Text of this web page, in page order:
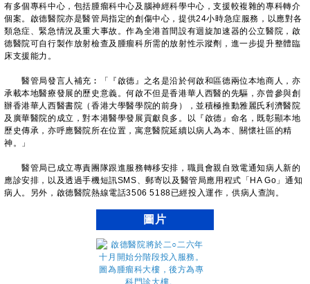
有多個專科中心，包括腫瘤科中心及腦神經科學中心，支援較複雜的專科轉介
個案。啟德醫院亦是醫管局指定的創傷中心，提供24小時急症服務，以應對各
類急症、緊急情況及重大事故。作為全港首間設有迴旋加速器的公立醫院，啟
德醫院可自行製作放射檢查及腫瘤科所需的放射性示蹤劑，進一步提升整體臨
床支援能力。
醫管局發言人補充︰「『啟德』之名是沿於何啟和區德兩位本地商人，亦
承載本地醫療發展的歷史意義。何啟不但是香港華人西醫的先驅，亦曾參與創
辦香港華人西醫書院（香港大學醫學院的前身），並積極推動雅麗氏利濟醫院
及廣華醫院的成立，對本港醫學發展貢獻良多。以『啟德』命名，既彰顯本地
歷史傳承，亦呼應醫院所在位置，寓意醫院延續以病人為本、關懷社區的精
神。」
醫管局已成立專責團隊跟進服務轉移安排，職員會親自致電通知病人新的
應診安排，以及透過手機短訊SMS、郵寄以及醫管局應用程式「HA Go」通知
病人。另外，啟德醫院熱線電話3506 5188已經投入運作，供病人查詢。
圖片